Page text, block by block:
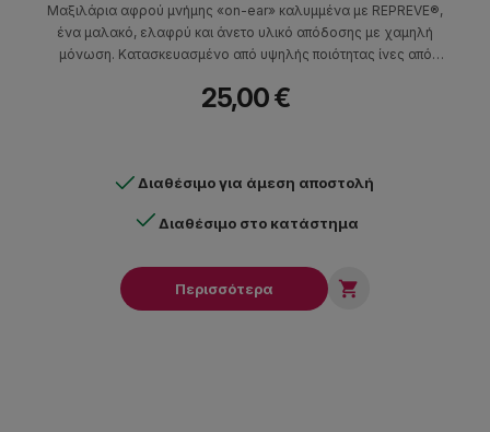
Μαξιλάρια αφρού μνήμης «on-ear» καλυμμένα με REPREVE®,
ένα μαλακό, ελαφρύ και άνετο υλικό απόδοσης με χαμηλή
μόνωση. Κατασκευασμένο από υψηλής ποιότητας ίνες από
μπουκαλιών. Δίνει έμφαση στη λεπτομέρεια στις μεσαίες
25,00 €
Διαθέσιμο για άμεση αποστολή
Διαθέσιμο στο κατάστημα
Περισσότερα 